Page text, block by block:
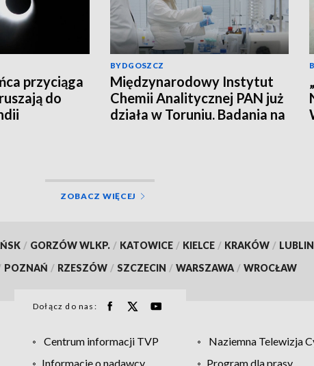
przyciąga
do
BYDGOSZCZ
Międzynarodowy Instytut
Chemii Analitycznej PAN już
działa w Toruniu. Badania na
ZOBACZ WIĘCEJ
/ GORZÓW WLKP. / KATOWICE / KIELCE / KRAKÓW / LUBLIN
POZNAŃ / RZESZÓW / SZCZECIN / WARSZAWA / WROCŁAW
Dołącz do nas:
Centrum informacji TVP Naziemna Telewizja
Informacje o nadawcy Program dla prasy